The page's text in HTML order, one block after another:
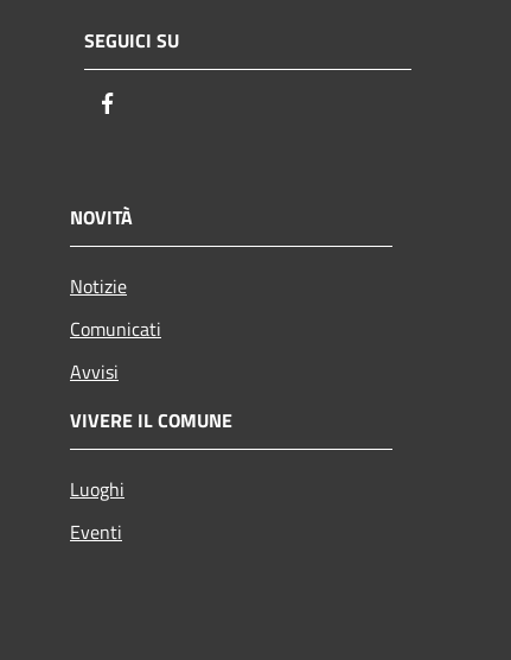
SEGUICI SU
NOVITÀ
Notizie
Comunicati
Avvisi
VIVERE IL COMUNE
Luoghi
Eventi